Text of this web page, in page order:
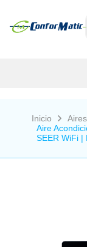
Inicio
Aire
SEER WiFi |